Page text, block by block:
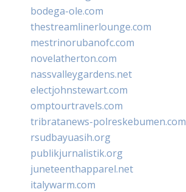
bodega-ole.com
thestreamlinerlounge.com
mestrinorubanofc.com
novelatherton.com
nassvalleygardens.net
electjohnstewart.com
omptourtravels.com
tribratanews-polreskebumen.com
rsudbayuasih.org
publikjurnalistik.org
juneteenthapparel.net
italywarm.com